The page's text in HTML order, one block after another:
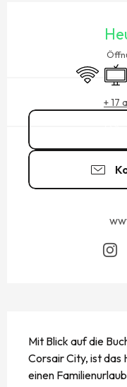
Wi-Fi
+ 17
Mit Blick auf die
Corsair City, ist
einen